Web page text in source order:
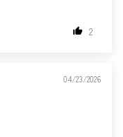
2
04/23/2026